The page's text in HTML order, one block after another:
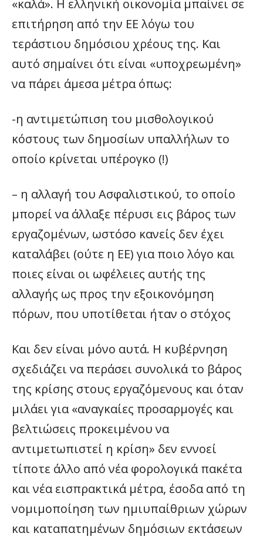
«καλά». Η ελληνική οικονομία μπαίνει σε
επιτήρηση από την ΕΕ λόγω του
τεράστιου δημόσιου χρέους της. Και
αυτό σημαίνει ότι είναι «υποχρεωμένη»
να πάρει άμεσα μέτρα όπως:
-η αντιμετώπιση του μισθολογικού
κόστους των δημοσίων υπαλλήλων το
οποίο κρίνεται υπέρογκο (!)
– η αλλαγή του Ασφαλιστικού, το οποίο
μπορεί να άλλαξε πέρυσι εις βάρος των
εργαζομένων, ωστόσο κανείς δεν έχει
καταλάβει (ούτε η ΕΕ) για ποιο λόγο και
ποιες είναι οι ωφέλειες αυτής της
αλλαγής ως προς την εξοικονόμηση
πόρων, που υποτίθεται ήταν ο στόχος
Και δεν είναι μόνο αυτά. Η κυβέρνηση
σχεδιάζει να περάσει συνολικά το βάρος
της κρίσης στους εργαζόμενους και όταν
μιλάει για «αναγκαίες προσαρμογές και
βελτιώσεις προκειμένου να
αντιμετωπιστεί η κρίση» δεν εννοεί
τίποτε άλλο από νέα φορολογικά πακέτα
και νέα εισπρακτικά μέτρα, έσοδα από τη
νομιμοποίηση των ημιυπαίθριων χώρων
και καταπατημένων δημόσιων εκτάσεων